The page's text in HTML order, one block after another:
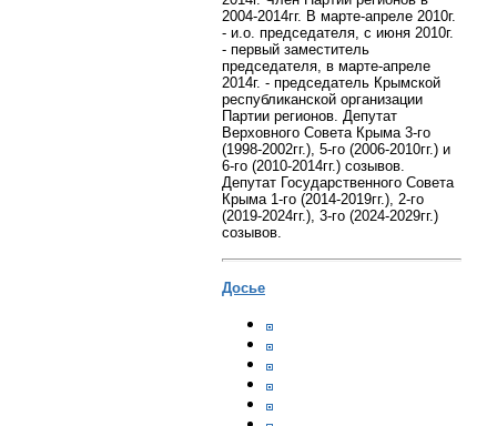
2004-2014гг. В марте-апреле 2010г.
- и.о. председателя, с июня 2010г.
- первый заместитель
председателя, в марте-апреле
2014г. - председатель Крымской
республиканской организации
Партии регионов. Депутат
Верховного Совета Крыма 3-го
(1998-2002гг.), 5-го (2006-2010гг.) и
6-го (2010-2014гг.) созывов.
Депутат Государственного Совета
Крыма 1-го (2014-2019гг.), 2-го
(2019-2024гг.), 3-го (2024-2029гг.)
созывов.
Досье